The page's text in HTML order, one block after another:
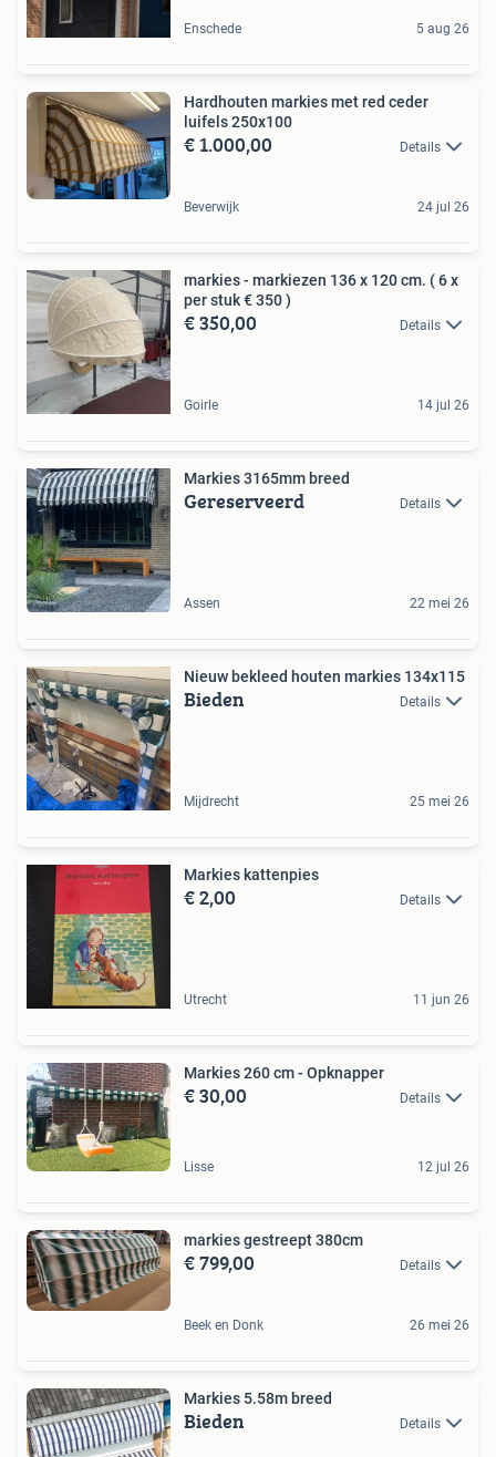
Enschede 5 aug 26
Hardhouten markies met red ceder
luifels 250x100
€ 1.000,00 Details
Beverwijk 24 jul 26
markies - markiezen 136 x 120 cm. ( 6 x
per stuk € 350 )
€ 350,00 Details
Goirle 14 jul 26
Markies 3165mm breed
Gereserveerd Details
Assen 22 mei 26
Nieuw bekleed houten markies 134x115
Bieden Details
Mijdrecht 25 mei 26
Markies kattenpies
€ 2,00 Details
Utrecht 11 jun 26
Markies 260 cm - Opknapper
€ 30,00 Details
Lisse 12 jul 26
markies gestreept 380cm
€ 799,00 Details
Beek en Donk 26 mei 26
Markies 5.58m breed
Bieden Details